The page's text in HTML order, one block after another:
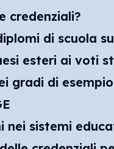
credenziali?
di scuola
esteri ai voti
gradi di esempio
nei sistemi